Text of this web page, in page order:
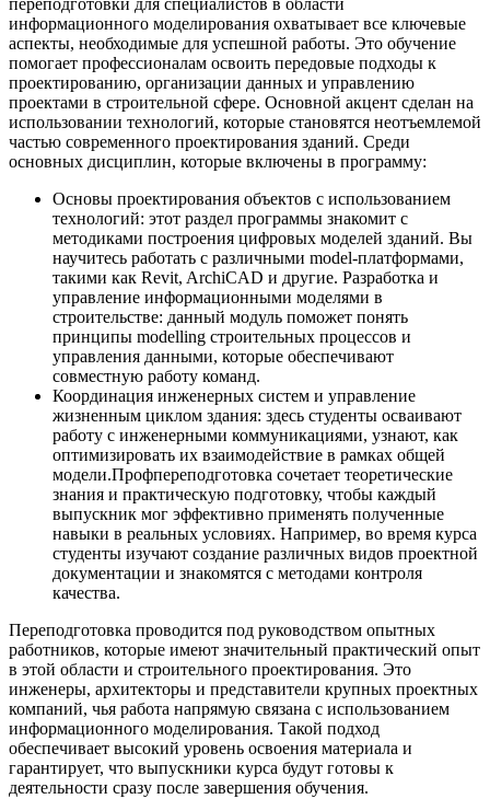
переподготовки для специалистов в области
информационного моделирования охватывает все ключевые
аспекты, необходимые для успешной работы. Это обучение
помогает профессионалам освоить передовые подходы к
проектированию, организации данных и управлению
проектами в строительной сфере. Основной акцент сделан на
использовании технологий, которые становятся неотъемлемой
частью современного проектирования зданий. Среди
основных дисциплин, которые включены в программу:
Основы проектирования объектов с использованием
технологий: этот раздел программы знакомит с
методиками построения цифровых моделей зданий. Вы
научитесь работать с различными model-платформами,
такими как Revit, ArchiCAD и другие. Разработка и
управление информационными моделями в
строительстве: данный модуль поможет понять
принципы modelling строительных процессов и
управления данными, которые обеспечивают
совместную работу команд.
Координация инженерных систем и управление
жизненным циклом здания: здесь студенты осваивают
работу с инженерными коммуникациями, узнают, как
оптимизировать их взаимодействие в рамках общей
модели.Профпереподготовка сочетает теоретические
знания и практическую подготовку, чтобы каждый
выпускник мог эффективно применять полученные
навыки в реальных условиях. Например, во время курса
студенты изучают создание различных видов проектной
документации и знакомятся с методами контроля
качества.
Переподготовка проводится под руководством опытных
работников, которые имеют значительный практический опыт
в этой области и строительного проектирования. Это
инженеры, архитекторы и представители крупных проектных
компаний, чья работа напрямую связана с использованием
информационного моделирования. Такой подход
обеспечивает высокий уровень освоения материала и
гарантирует, что выпускники курса будут готовы к
деятельности сразу после завершения обучения.